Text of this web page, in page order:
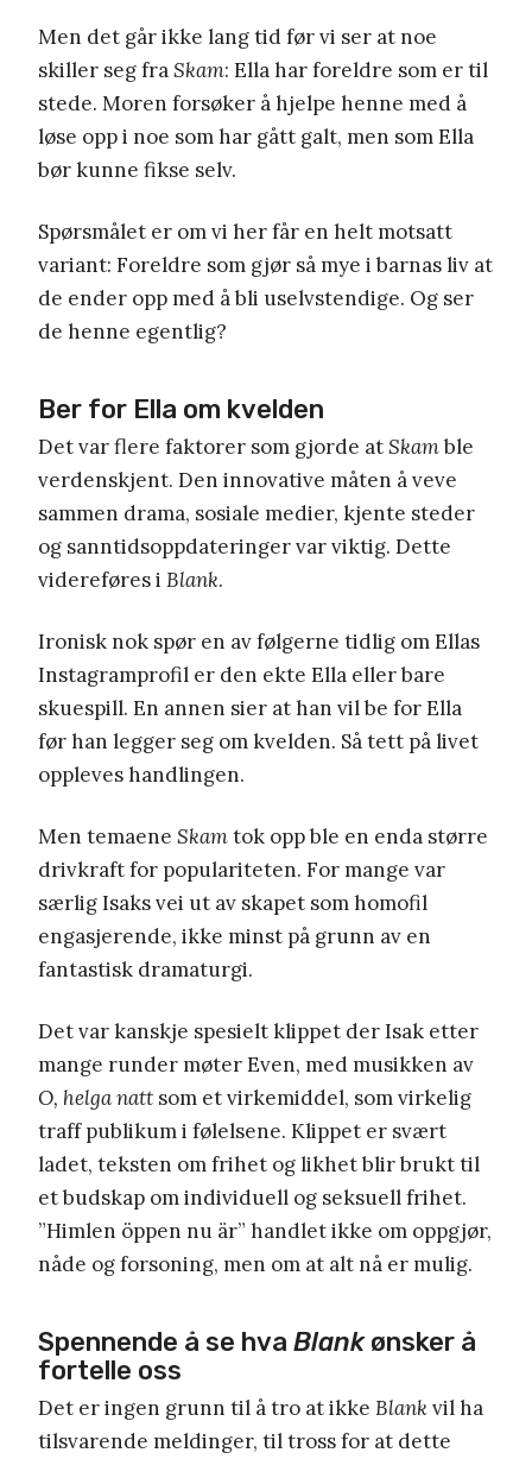
Men det går ikke lang tid før vi ser at noe
skiller seg fraSkam: Ella har foreldre som er til
stede. Moren forsøker å hjelpe henne med å
løse opp i noe som har gått galt, men som Ella
bør kunne fikse selv.
Spørsmålet er om vi her får en helt motsatt
variant: Foreldre som gjør så mye i barnas liv at
de ender opp med å bli uselvstendige. Og ser
de henne egentlig?
Ber for Ella om kvelden
Det var flere faktorer som gjorde atSkamble
verdenskjent. Den innovative måten å veve
sammen drama, sosiale medier, kjente steder
og sanntidsoppdateringer var viktig. Dette
videreføres i Blank.
Ironisk nok spør en av følgerne tidlig om Ellas
Instagramprofil er den ekte Ella eller bare
skuespill. En annen sier at han vil be for Ella
før han legger seg om kvelden. Så tett på livet
oppleves handlingen.
Men temaene Skamtok opp ble en enda større
drivkraft for populariteten. For mange var
særlig Isaks vei ut av skapet som homofil
engasjerende, ikke minst på grunn av en
fantastisk dramaturgi.
Det var kanskje spesielt klippet der Isak etter
mange runder møter Even, med musikken av
O, helga natt som et virkemiddel, som virkelig
traff publikum i følelsene. Klippet er svært
ladet, teksten om frihet og likhet blir brukt til
et budskap om individuell og seksuell frihet.
”Himlen öppen nu är” handlet ikke om oppgjør,
nåde og forsoning, men om at alt nå er mulig.
Spennende å se hva Blankønsker å
fortelle oss
Det er ingen grunn til å tro at ikke Blankvil ha
tilsvarende meldinger, til tross for at dette